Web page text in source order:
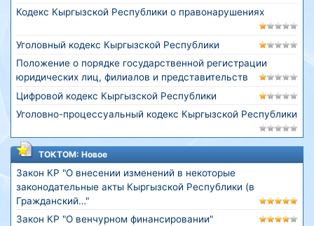
Кодекс Кыргызской Республики о правонарушениях
Уголовный кодекс Кыргызской Республики
Положение о порядке государственной регистрации
юридических лиц, филиалов и представительств
Цифровой кодекс Кыргызской Республики
Уголовно-процессуальный кодекс Кыргызской Республики
ТОКТОМ: Новое
Закон КР "О внесении изменений в некоторые
законодательные акты Кыргызской Республики (в
Гражданский…"
Закон КР "О венчурном финансировании"